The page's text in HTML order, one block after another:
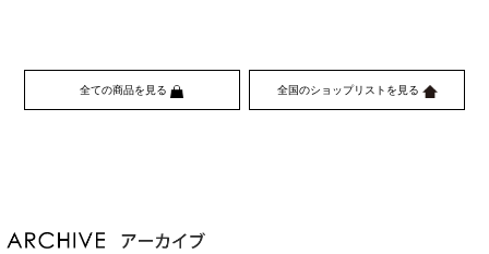
全ての商品を見る 全国のショップリストを見る